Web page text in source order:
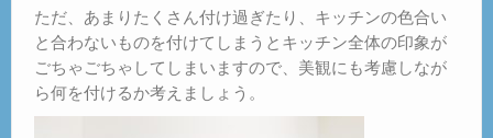
ただ、あまりたくさん付け過ぎたり、キッチンの色合い
と合わないものを付けてしまうとキッチン全体の印象が
ごちゃごちゃしてしまいますので、美観にも考慮しなが
ら何を付けるか考えましょう。